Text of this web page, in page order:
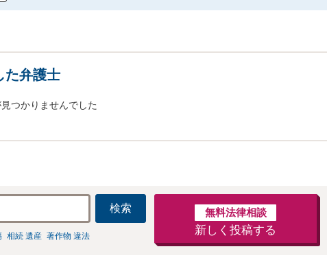
た弁護士
つかりませんでした
検索
相続 遺産 著作物 違法
無料法律相談
新しく投稿する